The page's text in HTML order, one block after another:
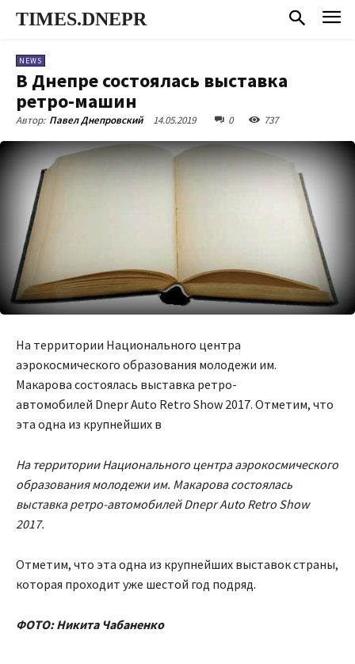
TIMES.DNEPR
NEWS
В Днепре состоялась выставка
ретро-машин
Автор: Павел Днепровский 14.05.2019 0 737
На территории Национального центра
аэрокосмического образования молодежи им.
Макарова состоялась выставка ретро-
автомобилей Dnepr Auto Retro Show 2017. Отметим, что
эта одна из крупнейших в
На территории Национального центра аэрокосмического
образования молодежи им. Макарова состоялась
выставка ретро-автомобилейDnepr Auto Retro Show
2017.
Отметим, что эта одна из крупнейших выставок страны,
которая проходит уже шестой год подряд.
ФОТО: Никита Чабаненко